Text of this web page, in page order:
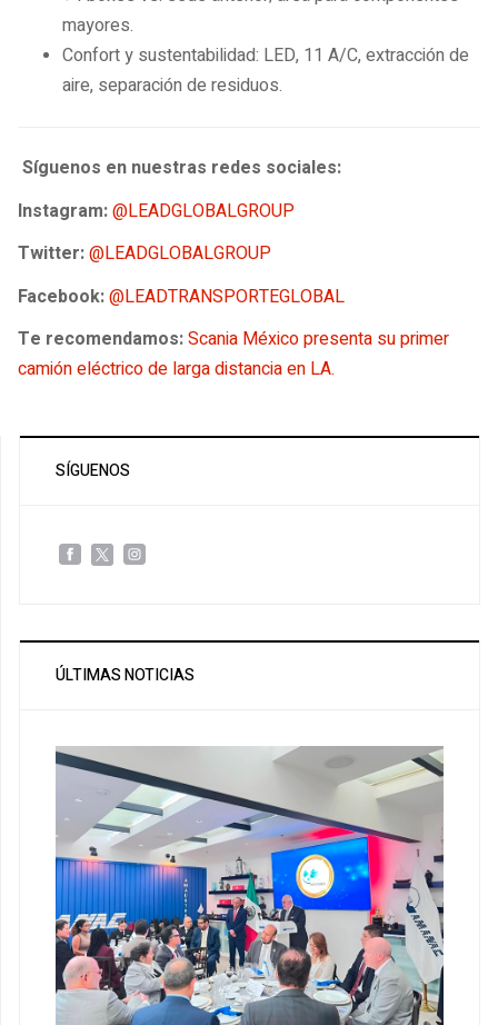
mayores.
Confort y sustentabilidad: LED, 11 A/C, extracción de
aire, separación de residuos.
Síguenos en nuestras redes sociales:
Instagram:@LEADGLOBALGROUP
Twitter:@LEADGLOBALGROUP
Facebook:@LEADTRANSPORTEGLOBAL
Te recomendamos:Scania México presenta su primer
camión eléctrico de larga distancia en LA.
SÍGUENOS
ÚLTIMAS NOTICIAS